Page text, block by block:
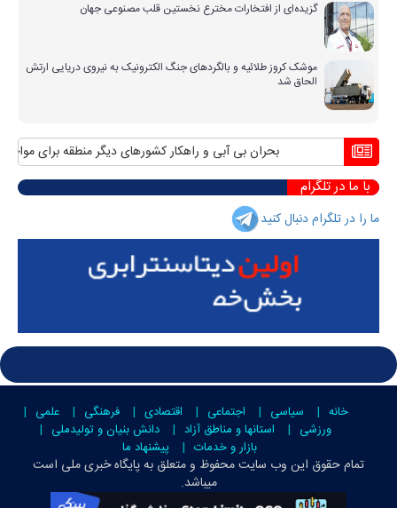
گزیده‌ای از افتخارات مخترع نخستین قلب مصنوعی جهان
موشک کروز طلائیه و بالگردهای جنگ الکترونیک به نیروی دریایی ارتش
الحاق شد
بحران بی آبی و راهکار کشورهای دیگر منطقه برای مواجهه
با ما در تلگرام
ما را در تلگرام دنبال کنید
خانه سیاسی اجتماعی اقتصادی فرهنگی
علمی
ورزشی
استانها و مناطق آزاد
دانش بنیان و تولیدملی
بازار و خدمات
پیشنهاد ما
تمام حقوق این وب سایت محفوظ و متعلق بهپایگاه خبری ملی است
میباشد.